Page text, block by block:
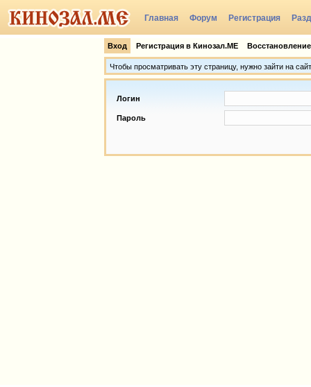
Главная Форум Регистрация
Вход Регистрация в Кинозал.МЕ
Чтобы просматривать эту страницу, нужно зайти на сайт
Логин
Пароль